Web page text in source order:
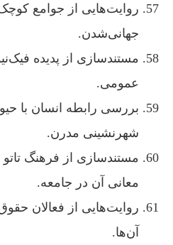
روایت‌هایی از جوامع کوچک
جهانی‌شدن.
مستندسازی از پدیده
عمومی.
بررسی رابطه انسان با
شهرنشینی مدرن.
معانی آن در جامعه.
روایت‌هایی از فعالان
آن‌ها.